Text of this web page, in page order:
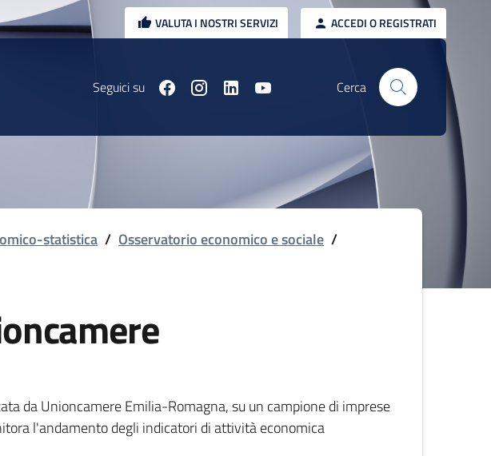
VALUTA I NOSTRI SERVIZI ACCEDI O REGISTRATI
Seguici su Cerca
statistica / Osservatorio economico e sociale /
da Unioncamere Emilia-Romagna, su un campione di imprese
l'andamento degli indicatori di attività economica